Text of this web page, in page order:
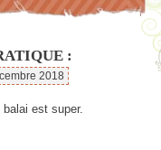
:
2018
est super.